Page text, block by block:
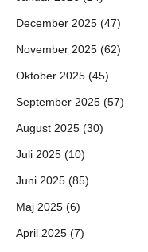
December 2025 (47)
November 2025 (62)
Oktober 2025 (45)
September 2025 (57)
August 2025 (30)
Juli 2025 (10)
Juni 2025 (85)
Maj 2025 (6)
April 2025 (7)